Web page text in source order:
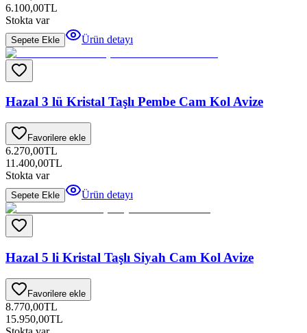
6.100,00TL
Stokta var
Sepete Ekle Ürün detayı
Hazal 3 lü Kristal Taşlı Pembe Cam Kol Avize
Favorilere ekle
6.270,00TL
11.400,00TL
Stokta var
Sepete Ekle Ürün detayı
Hazal 5 li Kristal Taşlı Siyah Cam Kol Avize
Favorilere ekle
8.770,00TL
15.950,00TL